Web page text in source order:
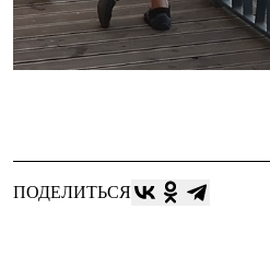
ПОДЕЛИТЬСЯ